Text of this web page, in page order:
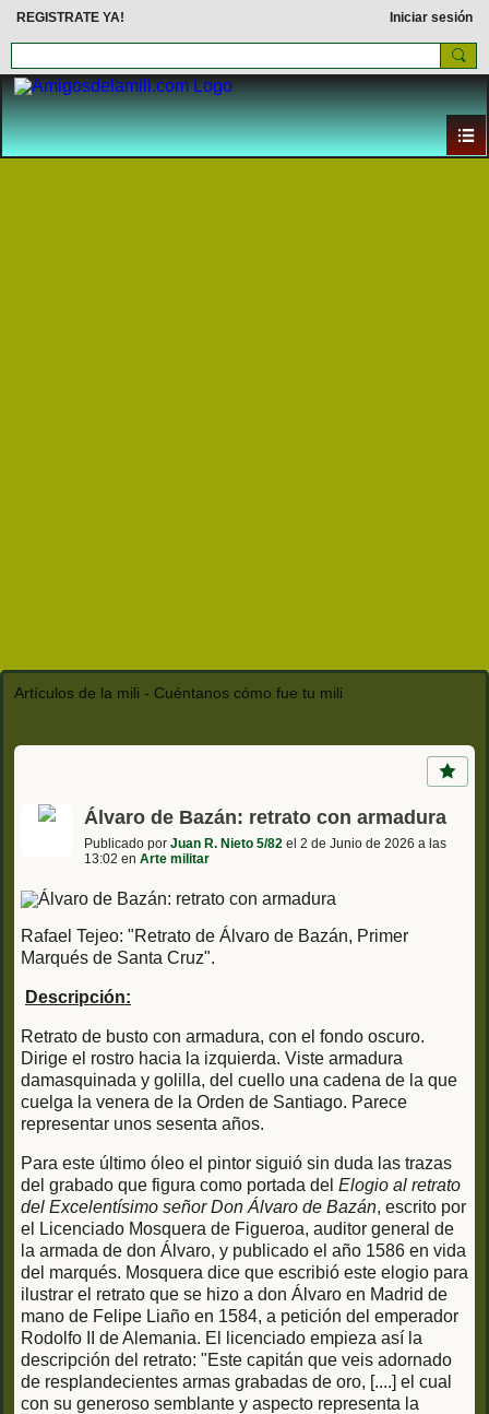
REGISTRATE YA! Iniciar sesión
Artículos de la mili - Cuéntanos cómo fue tu mili
Álvaro de Bazán: retrato con armadura
Publicado por Juan R. Nieto 5/82 el 2 de Junio de 2026 a las
13:02 en Arte militar
Rafael Tejeo: "Retrato de Álvaro de Bazán, Primer
Marqués de Santa Cruz".
Descripción:
Retrato de busto con armadura, con el fondo oscuro.
Dirige el rostro hacia la izquierda. Viste armadura
damasquinada y golilla, del cuello una cadena de la que
cuelga la venera de la Orden de Santiago. Parece
representar unos sesenta años.
Para este último óleo el pintor siguió sin duda las trazas
del grabado que figura como portada del Elogio al retrato
del Excelentísimo señor Don Álvaro de Bazán, escrito por
el Licenciado Mosquera de Figueroa, auditor general de
la armada de don Álvaro, y publicado el año 1586 en vida
del marqués. Mosquera dice que escribió este elogio para
ilustrar el retrato que se hizo a don Álvaro en Madrid de
mano de Felipe Liaño en 1584, a petición del emperador
Rodolfo II de Alemania. El licenciado empieza así la
descripción del retrato: "Este capitán que veis adornado
de resplandecientes armas grabadas de oro, [....] el cual
con su generoso semblante y aspecto representa la